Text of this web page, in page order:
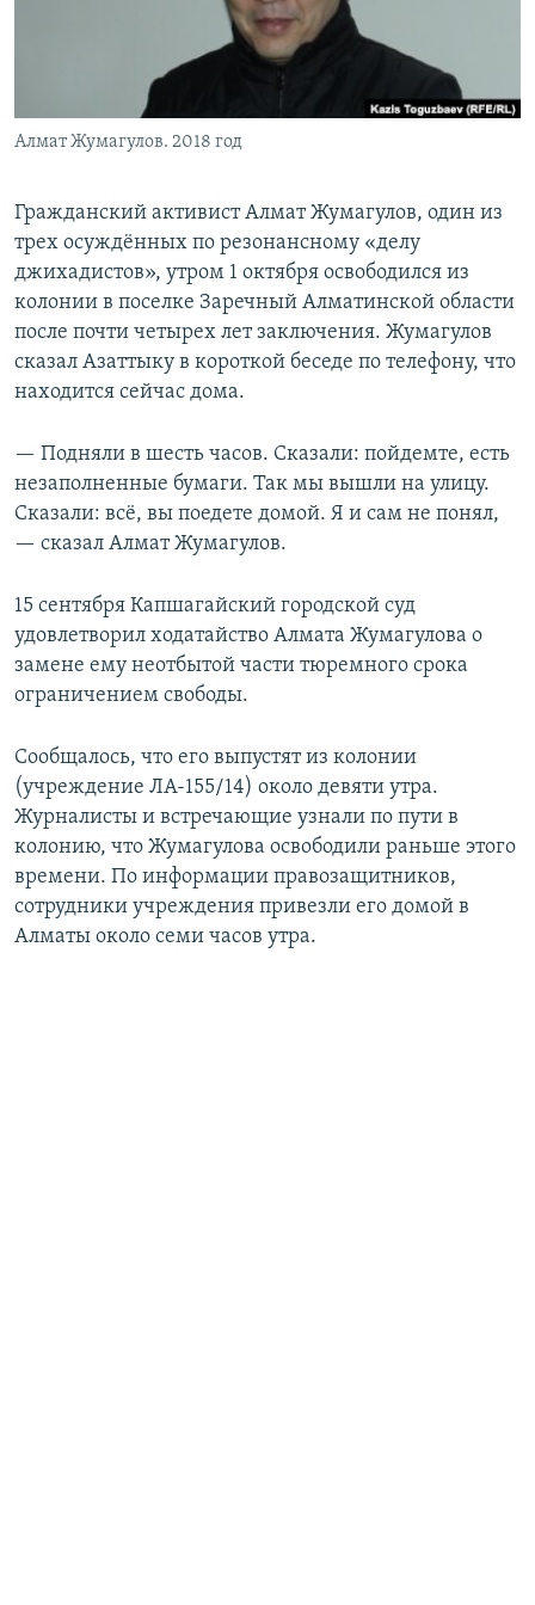
Алмат Жумагулов. 2018 год
Гражданский активист Алмат Жумагулов, один из
трех осуждённых по резонансному «делу
джихадистов», утром 1 октября освободился из
колонии в поселке Заречный Алматинской области
после почти четырех лет заключения. Жумагулов
сказал Азаттыку в короткой беседе по телефону, что
находится сейчас дома.
— Подняли в шесть часов. Сказали: пойдемте, есть
незаполненные бумаги. Так мы вышли на улицу.
Сказали: всё, вы поедете домой. Я и сам не понял,
— сказал Алмат Жумагулов.
15 сентября Капшагайский городской суд
удовлетворил ходатайство Алмата Жумагулова о
замене ему неотбытой части тюремного срока
ограничением свободы.
Сообщалось, что его выпустят из колонии
(учреждение ЛА-155/14) около девяти утра.
Журналисты и встречающие узнали по пути в
колонию, что Жумагулова освободили раньше этого
времени. По информации правозащитников,
сотрудники учреждения привезли его домой в
Алматы около семи часов утра.